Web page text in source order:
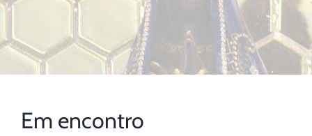
Em encontro